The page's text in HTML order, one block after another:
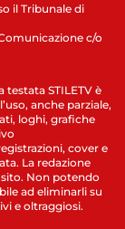
il Tribunale di
c/o
STILETV è
anche parziale,
loghi, grafiche
cover e
La redazione
Non potendo
ad eliminarli su
e oltraggiosi.